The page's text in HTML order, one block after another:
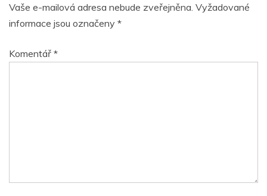
Vaše e-mailová adresa nebude zveřejněna. Vyžadované
informace jsou označeny *
Komentář *